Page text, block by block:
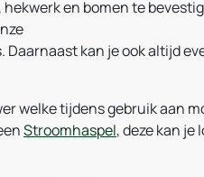
en bomen te
kan je ook altijd
welke tijdens gebruik aan
Stroomhaspel, deze kan je